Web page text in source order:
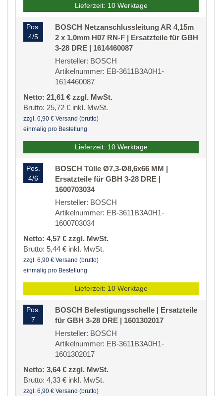
Lieferzeit: 10 Werktage
Pos.
4/5
BOSCH Netzanschlussleitung AR 4,15m
2 x 1,0mm H07 RN-F | Ersatzteile für GBH
3-28 DRE | 1614460087
Hersteller: BOSCH
Artikelnummer: EB-3611B3A0H1-
1614460087
Netto: 21,61 € zzgl. MwSt.
Brutto: 25,72 € inkl. MwSt.
zzgl. 6,90 € Versand (brutto)
einmalig pro Bestellung
Lieferzeit: 10 Werktage
Pos.
4/6
BOSCH Tülle Ø7,3-Ø8,6x66 MM |
Ersatzteile für GBH 3-28 DRE |
1600703034
Hersteller: BOSCH
Artikelnummer: EB-3611B3A0H1-
1600703034
Netto: 4,57 € zzgl. MwSt.
Brutto: 5,44 € inkl. MwSt.
zzgl. 6,90 € Versand (brutto)
einmalig pro Bestellung
Lieferzeit: 10 Werktage
Pos.
7
BOSCH Befestigungsschelle | Ersatzteile
für GBH 3-28 DRE | 1601302017
Hersteller: BOSCH
Artikelnummer: EB-3611B3A0H1-
1601302017
Netto: 3,64 € zzgl. MwSt.
Brutto: 4,33 € inkl. MwSt.
zzgl. 6,90 € Versand (brutto)